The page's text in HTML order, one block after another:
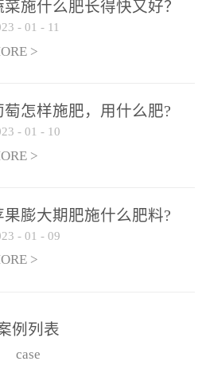
合大量元素水溶肥一起使
后期∶冲施、滴灌2.5-5kg/
亩/次配合大量元素水溶肥
施︰浓度800-1500倍（1-
菜施什么肥长得快又好？
- 01 - 11
>
萄怎样施肥，用什么肥?
- 01 - 10
>
果膨大期肥施什么肥料?
- 01 - 09
>
例列表
case